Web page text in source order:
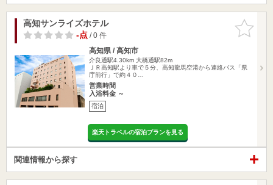
お気に入
りに追加
高知サンライズホテル
-点/ 0 件
高知県 / 高知市
介良通駅4.30km 大橋通駅82m
ＪＲ高知駅より車で５分、高知龍馬空港から連絡バス「県
庁前行」で約４０…
営業時間
入浴料金 ～
宿泊
楽天トラベルの宿泊プランを見る
関連情報から探す